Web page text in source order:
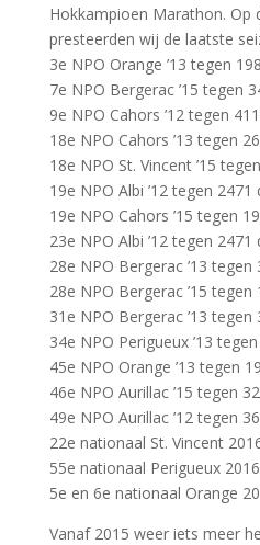
Hokkampioen Marathon. Op
presteerden wij de laatste
3e NPO Orange ’13 tegen
7e NPO Bergerac ’15 tegen
9e NPO Cahors ’12 tegen
18e NPO Cahors ’13 tegen
18e NPO St. Vincent ’15
19e NPO Albi ’12 tegen 2471
19e NPO Cahors ’15 tegen
23e NPO Albi ’12 tegen 2471
28e NPO Bergerac ’13 tegen
28e NPO Bergerac ’15 tegen
31e NPO Bergerac ’13 tegen
34e NPO Perigueux ’13
45e NPO Orange ’13 tegen
46e NPO Aurillac ’15 tegen
49e NPO Aurillac ’12 tegen
22e nationaal St. Vincent
55e nationaal Perigueux
5e en 6e nationaal Orange
Vanaf 2015 weer iets meer